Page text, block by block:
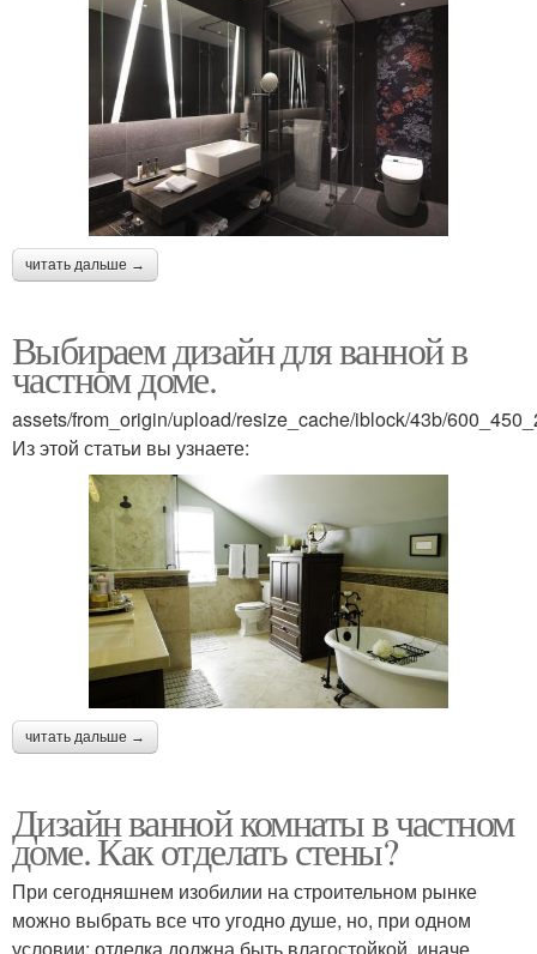
читать дальше →
Выбираем дизайн для ванной в
частном доме.
assets/from_origin/upload/resize_cache/iblock/43b/
Из этой статьи вы узнаете:
читать дальше →
Дизайн ванной комнаты в частном
доме. Как отделать стены?
При сегодняшнем изобилии на строительном рынке
можно выбрать все что угодно душе, но, при одном
условии: отделка должна быть влагостойкой, иначе